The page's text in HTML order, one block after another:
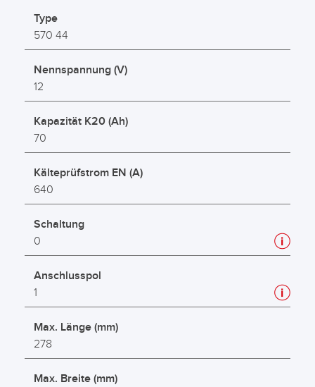
Type
570 44
Nennspannung (V)
12
Kapazität K20 (Ah)
70
Kälteprüfstrom EN (A)
640
Schaltung
0
Anschlusspol
1
Max. Länge (mm)
278
Max. Breite (mm)